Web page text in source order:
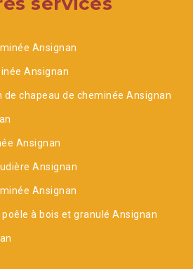
Ansignan
Ansignan
de chapeau de cheminée Ansignan
Ansignan
Ansignan
Ansignan
à bois et granulé Ansignan